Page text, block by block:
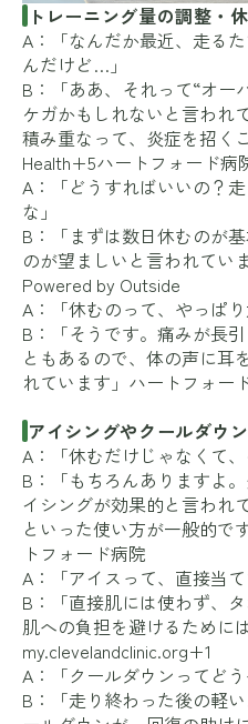
トレーニング量の調整・
A：「なんだか最近、走る
んだけど…」
B：「ああ、それって“オー
ケガかもしれないと言われ
積み重なって、炎症を招く
Health+5ハートフォード
A：「どうすればいいの？
な」
B：「まずは数日休むのが
のが望ましいと言われてい
Powered by Outside
A：「休むのって、やっぱり
B：「そうです。痛みが長
ともあるので、体の声に耳
れています」 ハートフォー
アイシングやクールダウ
A：「休むだけじゃなくて
B：「もちろんありますよ
イシングが効果的と言われ
といった使い方が一般的です
トフォード病院
A：「アイスって、直接当て
B：「直接肌には使わず、
肌への負担を避けるために
my.clevelandclinic.org+1
A：「クールダウンってど
B：「走り終わった後の軽